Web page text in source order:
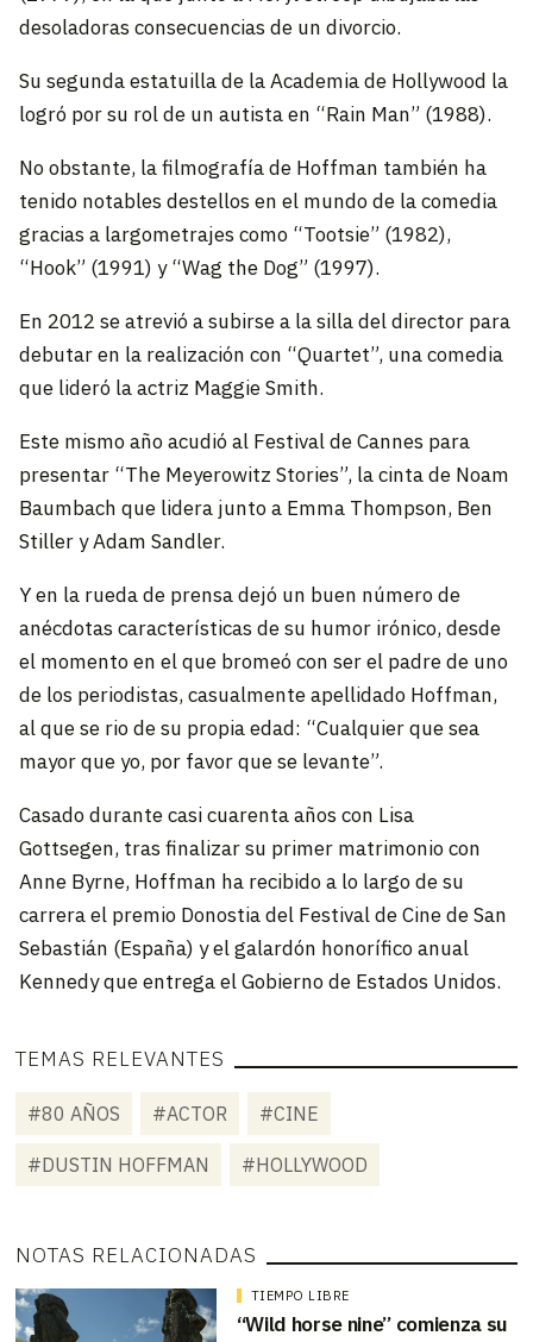
desoladoras consecuencias de un divorcio.
Su segunda estatuilla de la Academia de Hollywood la
logró por su rol de un autista en “Rain Man” (1988).
No obstante, la filmografía de Hoffman también ha
tenido notables destellos en el mundo de la comedia
gracias a largometrajes como “Tootsie” (1982),
“Hook” (1991) y “Wag the Dog” (1997).
En 2012 se atrevió a subirse a la silla del director para
debutar en la realización con “Quartet”, una comedia
que lideró la actriz Maggie Smith.
Este mismo año acudió al Festival de Cannes para
presentar “The Meyerowitz Stories”, la cinta de Noam
Baumbach que lidera junto a Emma Thompson, Ben
Stiller y Adam Sandler.
Y en la rueda de prensa dejó un buen número de
anécdotas características de su humor irónico, desde
el momento en el que bromeó con ser el padre de uno
de los periodistas, casualmente apellidado Hoffman,
al que se rio de su propia edad: “Cualquier que sea
mayor que yo, por favor que se levante”.
Casado durante casi cuarenta años con Lisa
Gottsegen, tras finalizar su primer matrimonio con
Anne Byrne, Hoffman ha recibido a lo largo de su
carrera el premio Donostia del Festival de Cine de San
Sebastián (España) y el galardón honorífico anual
Kennedy que entrega el Gobierno de Estados Unidos.
TEMAS RELEVANTES
#80 AÑOS #ACTOR #CINE
#DUSTIN HOFFMAN #HOLLYWOOD
NOTAS RELACIONADAS
TIEMPO LIBRE
“Wild horse nine” comienza su